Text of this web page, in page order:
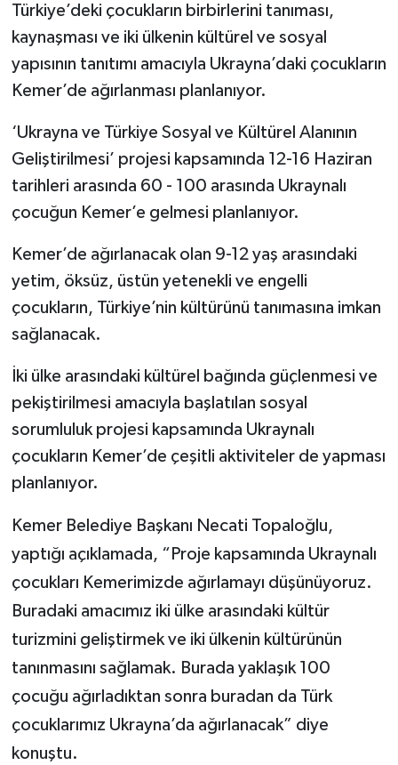
Türkiye’deki çocukların birbirlerini tanıması,
kaynaşması ve iki ülkenin kültürel ve sosyal
yapısının tanıtımı amacıyla Ukrayna’daki çocukların
Kemer’de ağırlanması planlanıyor.
‘Ukrayna ve Türkiye Sosyal ve Kültürel Alanının
Geliştirilmesi’ projesi kapsamında 12-16 Haziran
tarihleri arasında 60 - 100 arasında Ukraynalı
çocuğun Kemer’e gelmesi planlanıyor.
Kemer’de ağırlanacak olan 9-12 yaş arasındaki
yetim, öksüz, üstün yetenekli ve engelli
çocukların, Türkiye’nin kültürünü tanımasına imkan
sağlanacak.
İki ülke arasındaki kültürel bağında güçlenmesi ve
pekiştirilmesi amacıyla başlatılan sosyal
sorumluluk projesi kapsamında Ukraynalı
çocukların Kemer’de çeşitli aktiviteler de yapması
planlanıyor.
Kemer Belediye Başkanı Necati Topaloğlu,
yaptığı açıklamada, “Proje kapsamında Ukraynalı
çocukları Kemerimizde ağırlamayı düşünüyoruz.
Buradaki amacımız iki ülke arasındaki kültür
turizmini geliştirmek ve iki ülkenin kültürünün
tanınmasını sağlamak. Burada yaklaşık 100
çocuğu ağırladıktan sonra buradan da Türk
çocuklarımız Ukrayna’da ağırlanacak” diye
konuştu.